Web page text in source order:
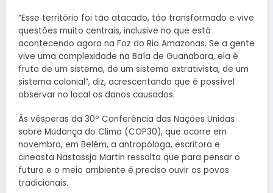
“Esse território foi tão atacado, tão transformado e vive
questões muito centrais, inclusive no que está
acontecendo agora na Foz do Rio Amazonas. Se a gente
vive uma complexidade na Baía de Guanabara, ela é
fruto de um sistema, de um sistema extrativista, de um
sistema colonial”, diz, acrescentando que é possível
observar no local os danos causados.
Às vésperas da 30º Conferência das Nações Unidas
sobre Mudança do Clima (COP30), que ocorre em
novembro, em Belém, a antropóloga, escritora e
cineasta Nastassja Martin ressalta que para pensar o
futuro e o meio ambiente é preciso ouvir os povos
tradicionais.